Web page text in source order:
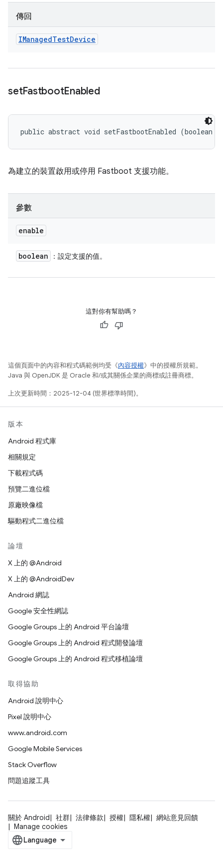
傳回
IManagedTestDevice
setFastbootEnabled
public abstract void setFastbootEnabled (boolean
為建立的裝置啟用或停用 Fastboot 支援功能。
參數
enable
boolean ：設定支援的值。
這對你有幫助嗎？
這個頁面中的內容和程式碼範例均受《內容授權》中的授權所規範。
Java 與 OpenJDK 是 Oracle 和/或其關係企業的商標或註冊商標。
上次更新時間：2025-12-04 (世界標準時間)。
版本
Android 程式庫
相關規定
下載程式碼
預覽二進位檔
原廠映像檔
驅動程式二進位檔
論壇
X 上的 @Android
X 上的 @AndroidDev
Android 網誌
Google 安全性網誌
Google Groups 上的 Android 平台論壇
Google Groups 上的 Android 程式開發論壇
Google Groups 上的 Android 程式移植論壇
取得協助
Android 說明中心
Pixel 說明中心
www.android.com
Google Mobile Services
Stack Overflow
問題追蹤工具
關於 Android 社群 法律條款 授權 隱私權
網站意見回饋
Manage cookies